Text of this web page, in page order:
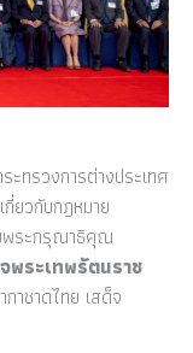
ทรวงการต่างประเทศ
กี่ยวกับกฎหมาย
พระกรุณาธิคุณ
พระเทพรัตนราช
าชาดไทย เสด็จ